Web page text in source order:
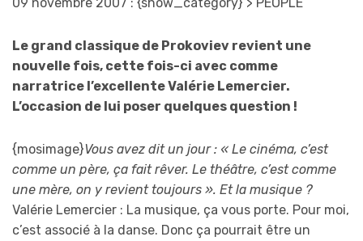
09 novembre 2007 : {show_category} > PEOPLE
Le grand classique de Prokoviev revient une
nouvelle fois, cette fois-ci avec comme
narratrice l’excellente Valérie Lemercier.
L’occasion de lui poser quelques question !
{mosimage}Vous avez dit un jour : « Le cinéma, c’est
comme un père, ça fait rêver. Le théâtre, c’est comme
une mère, on y revient toujours ». Et la musique ?
Valérie Lemercier : La musique, ça vous porte. Pour moi,
c’est associé à la danse. Donc ça pourrait être un